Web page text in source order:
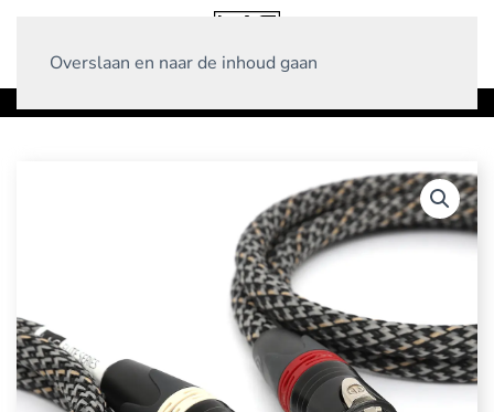
Overslaan en naar de inhoud gaan